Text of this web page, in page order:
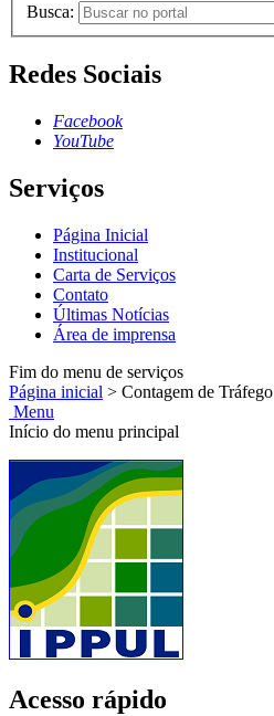
Busca:
Redes Sociais
Facebook
YouTube
Serviços
Página Inicial
Institucional
Carta de Serviços
Contato
Últimas Notícias
Área de imprensa
Fim do menu de serviços
Página inicial > Contagem de Tráfego
Menu
Início do menu principal
Acesso rápido